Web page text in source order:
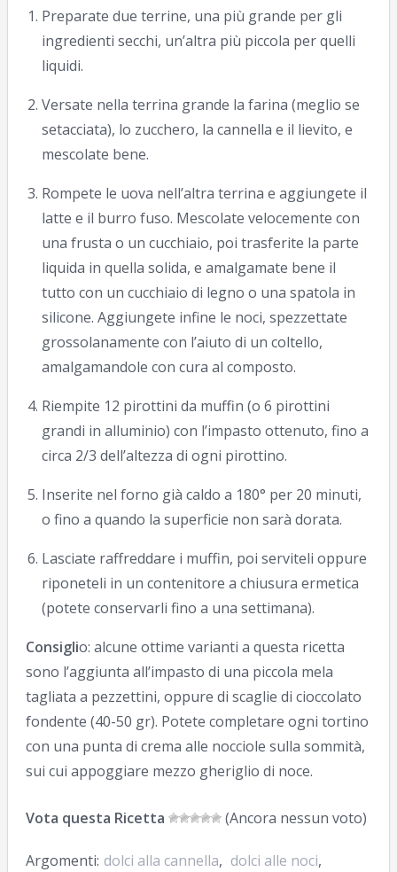
Preparate due terrine, una più grande per gli
ingredienti secchi, un’altra più piccola per quelli
liquidi.
Versate nella terrina grande la farina (meglio se
setacciata), lo zucchero, la cannella e il lievito, e
mescolate bene.
Rompete le uova nell’altra terrina e aggiungete il
latte e il burro fuso. Mescolate velocemente con
una frusta o un cucchiaio, poi trasferite la parte
liquida in quella solida, e amalgamate bene il
tutto con un cucchiaio di legno o una spatola in
silicone. Aggiungete infine le noci, spezzettate
grossolanamente con l’aiuto di un coltello,
amalgamandole con cura al composto.
Riempite 12 pirottini da muffin (o 6 pirottini
grandi in alluminio) con l’impasto ottenuto, fino a
circa 2/3 dell’altezza di ogni pirottino.
Inserite nel forno già caldo a 180° per 20 minuti,
o fino a quando la superficie non sarà dorata.
Lasciate raffreddare i muffin, poi serviteli oppure
riponeteli in un contenitore a chiusura ermetica
(potete conservarli fino a una settimana).
Consiglio: alcune ottime varianti a questa ricetta
sono l’aggiunta all’impasto di una piccola mela
tagliata a pezzettini, oppure di scaglie di cioccolato
fondente (40-50 gr). Potete completare ogni tortino
con una punta di crema alle nocciole sulla sommità,
sui cui appoggiare mezzo gheriglio di noce.
Vota questa Ricetta (Ancora nessun voto)
Argomenti: dolci alla cannella, dolci alle noci,